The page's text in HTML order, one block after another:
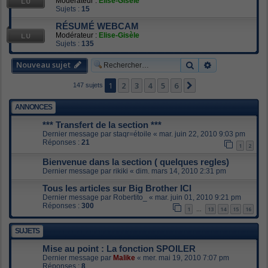
Sujets : 15
RÉSUMÉ WEBCAM
Modérateur : Elise-Gisèle
Sujets : 135
Nouveau sujet Rechercher
147 sujets 1 2 3 4 5 6
ANNONCES
*** Transfert de la section ***
Dernier message par staqr=étoile « mar. juin 22, 2010 9:03 pm
Réponses : 21 1 2
Bienvenue dans la section ( quelques regles)
Dernier message par rikiki « dim. mars 14, 2010 2:31 pm
Tous les articles sur Big Brother ICI
Dernier message par Robertito_ « mar. juin 01, 2010 9:21 pm
Réponses : 300 1 … 13 14 15 16
SUJETS
Mise au point : La fonction SPOILER
Dernier message par Malike « mer. mai 19, 2010 7:07 pm
Réponses : 8